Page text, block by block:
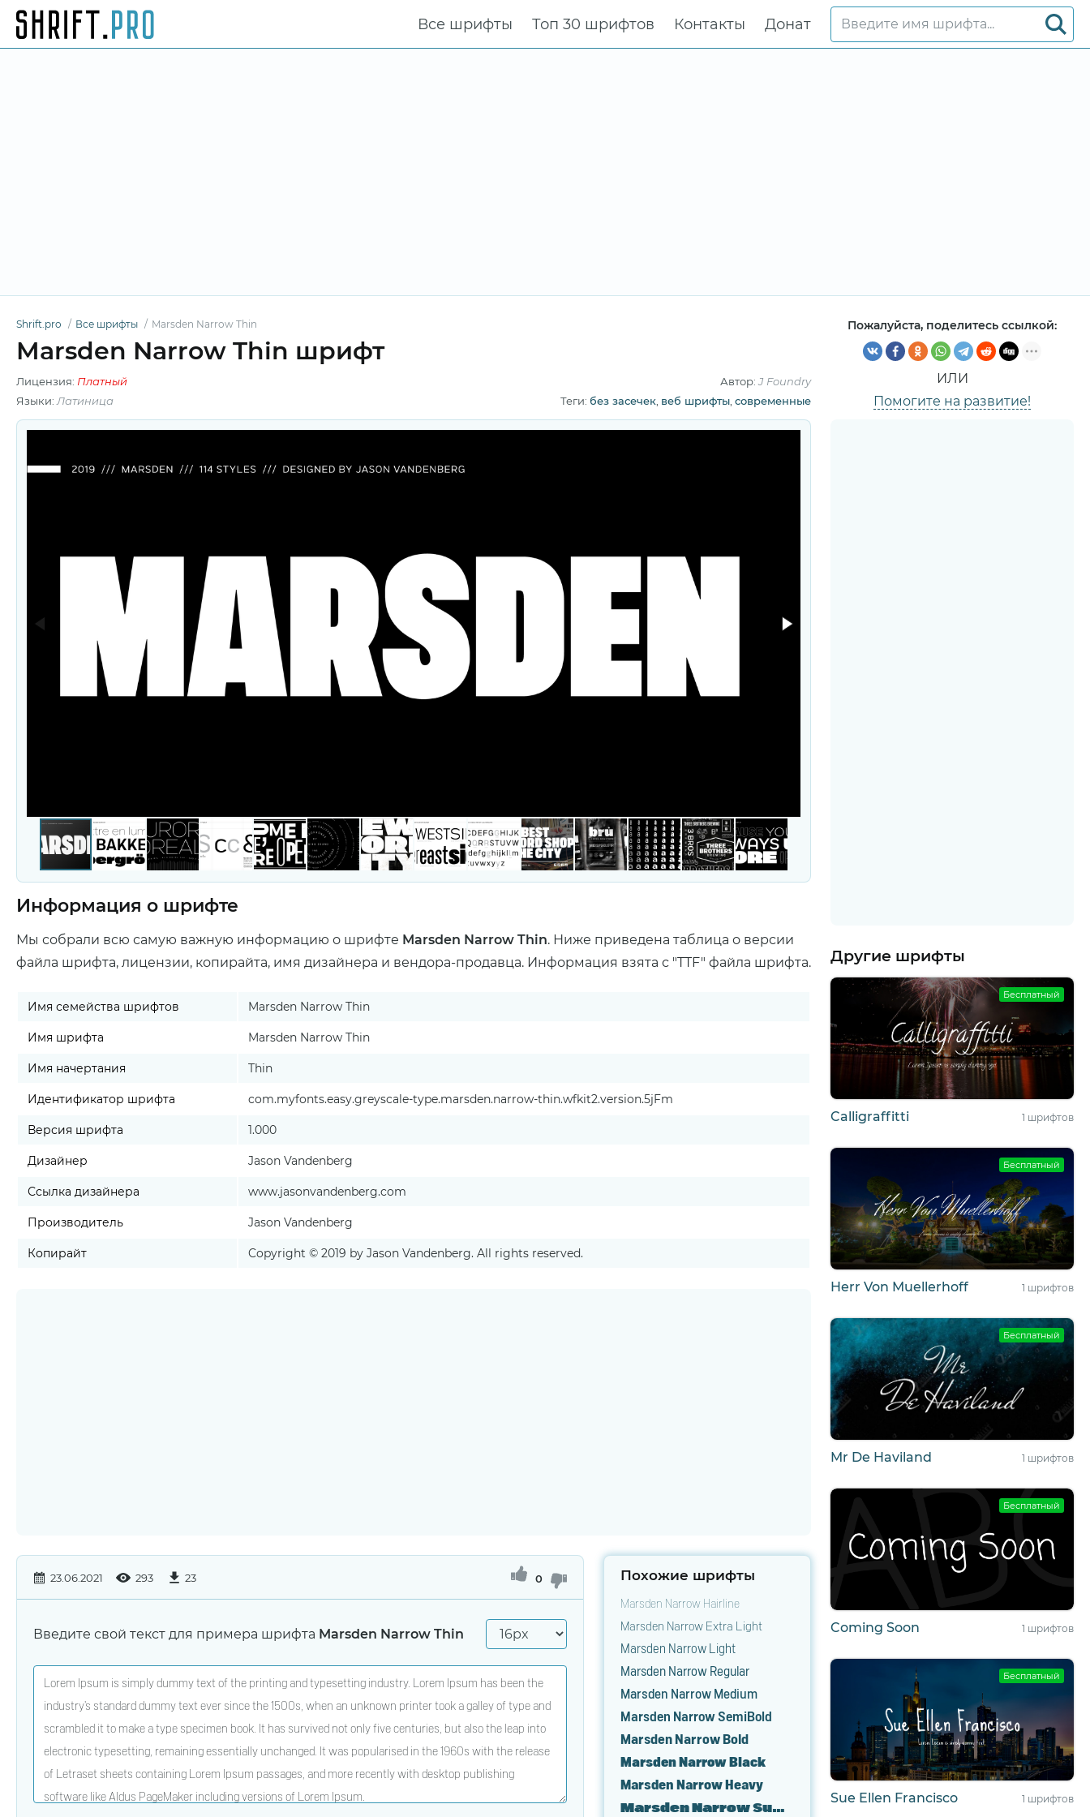
Все шрифты Топ 30 шрифтов Контакты Донат
Shrift.pro Все шрифты Marsden Narrow Thin
Marsden Narrow Thin шрифт
Лицензия: Платный Автор:J Foundry
Языки: Латиница Теги: без засечек веб шрифты современные
Пожалуйста, поделитесь ссылкой:
ИЛИ
Помогите на развитие!
Информация о шрифте
Мы собрали всю самую важную информацию о шрифте Marsden Narrow Thin. Ниже приведена таблица о версии
файла шрифта, лицензии, копирайта, имя дизайнера и вендора-продавца. Информация взята с "TTF" файла шрифта.
Имя семейства шрифтов Marsden Narrow Thin
Имя шрифта Marsden Narrow Thin
Имя начертания Thin
Идентификатор шрифта com.myfonts.easy.greyscale-type.marsden.narrow-thin.wfkit2.version.5jFm
Версия шрифта 1.000
Дизайнер Jason Vandenberg
Ссылка дизайнера www.jasonvandenberg.com
Производитель Jason Vandenberg
Копирайт Copyright © 2019 by Jason Vandenberg. All rights reserved.
23.06.2021 293 23 0
Введите свой текст для примера шрифта Marsden Narrow Thin
Похожие шрифты
Marsden Narrow Hairline
Marsden Narrow Extra Light
Marsden Narrow Light
Marsden Narrow Regular
Marsden Narrow Medium
Marsden Narrow SemiBold
Marsden Narrow Bold
Marsden Narrow Black
Marsden Narrow Heavy
Marsden Narrow Super
Другие шрифты
Бесплатный
Calligraffitti 1 шрифтов
Бесплатный
Herr Von Muellerhoff 1 шрифтов
Бесплатный
Mr De Haviland 1 шрифтов
Бесплатный
Coming Soon 1 шрифтов
Бесплатный
Sue Ellen Francisco 1 шрифтов